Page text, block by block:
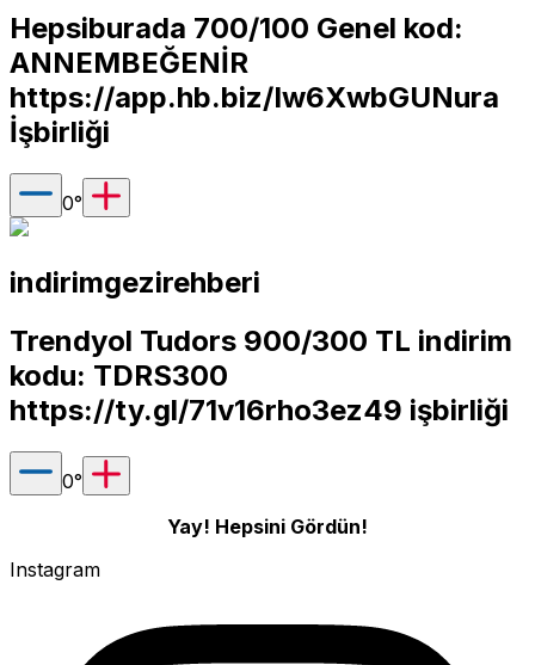
Hepsiburada 700/100 Genel kod:
ANNEMBEĞENİR
https://app.hb.biz/Iw6XwbGUNura
İşbirliği
0°
indirimgezirehberi
Trendyol Tudors 900/300 TL indirim
kodu: TDRS300
https://ty.gl/71v16rho3ez49 işbirliği
0°
Yay! Hepsini Gördün!
Instagram